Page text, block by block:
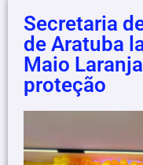
Secretaria
de Aratuba
Maio
proteção